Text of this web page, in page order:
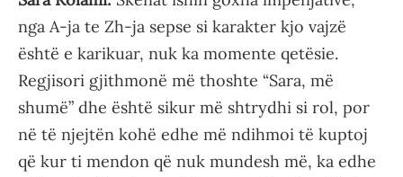
nga A-ja te Zh-ja sepse si karakter kjo vajzë
është e karikuar, nuk ka momente qetësie.
Regjisori gjithmonë më thoshte “Sara, më
shumë” dhe është sikur më shtrydhi si rol, por
në të njejtën kohë edhe më ndihmoi të kuptoj
që kur ti mendon që nuk mundesh më, ka edhe